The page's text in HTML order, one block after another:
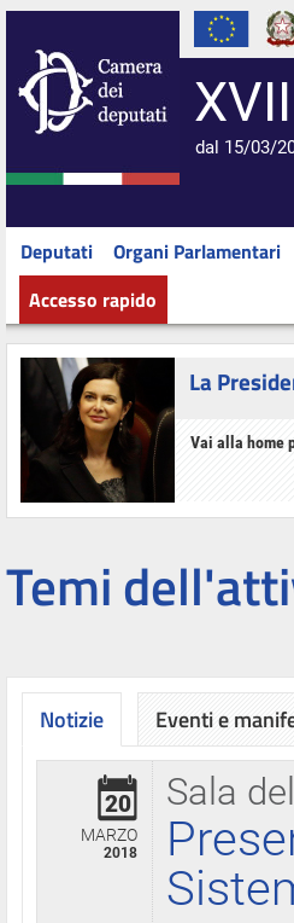
dal 15/03/
Deputati Organi Parlamentari
Accesso rapido
La
Vai alla home
Temi
Notizie
Sala
20
MARZO
2018
Eventi e